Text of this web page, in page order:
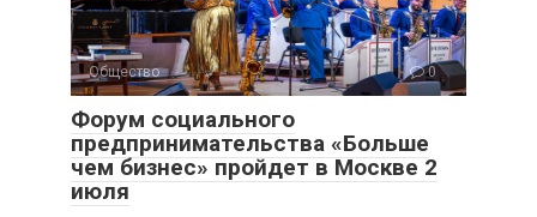
Общество 0
Форум социального
предпринимательства «Больше
чем бизнес» пройдет в Москве 2
июля